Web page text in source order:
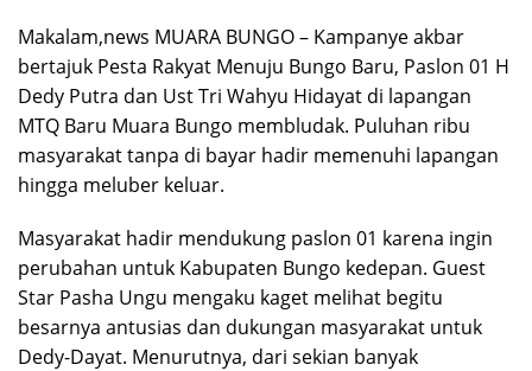
Makalam,news MUARA BUNGO – Kampanye akbar
bertajuk Pesta Rakyat Menuju Bungo Baru, Paslon 01 H
Dedy Putra dan Ust Tri Wahyu Hidayat di lapangan
MTQ Baru Muara Bungo membludak. Puluhan ribu
masyarakat tanpa di bayar hadir memenuhi lapangan
hingga meluber keluar.
Masyarakat hadir mendukung paslon 01 karena ingin
perubahan untuk Kabupaten Bungo kedepan. Guest
Star Pasha Ungu mengaku kaget melihat begitu
besarnya antusias dan dukungan masyarakat untuk
Dedy-Dayat. Menurutnya, dari sekian banyak